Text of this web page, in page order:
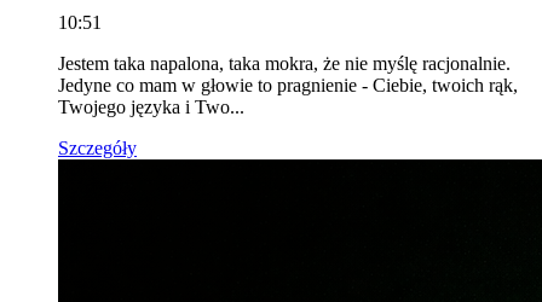
10:51
Jestem taka napalona, taka mokra, że nie myślę racjonalnie.
Jedyne co mam w głowie to pragnienie - Ciebie, twoich rąk,
Twojego języka i Two...
Szczegóły